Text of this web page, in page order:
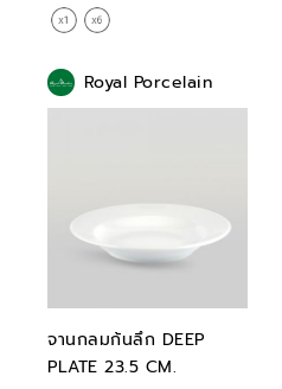
Royal Porcelain
จานกลมก้นลึก DEEP
PLATE 23.5 CM.